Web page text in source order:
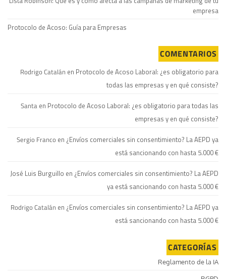
empresa
Protocolo de Acoso: Guía para Empresas
COMENTARIOS
Rodrigo Catalán en Protocolo de Acoso Laboral: ¿es obligatorio para
todas las empresas y en qué consiste?
Santa en Protocolo de Acoso Laboral: ¿es obligatorio para todas las
empresas y en qué consiste?
Sergio Franco en ¿Envíos comerciales sin consentimiento? La AEPD ya
está sancionando con hasta 5.000 €
José Luis Burguillo en ¿Envíos comerciales sin consentimiento? La AEPD
ya está sancionando con hasta 5.000 €
Rodrigo Catalán en ¿Envíos comerciales sin consentimiento? La AEPD ya
está sancionando con hasta 5.000 €
CATEGORÍAS
Reglamento de la IA